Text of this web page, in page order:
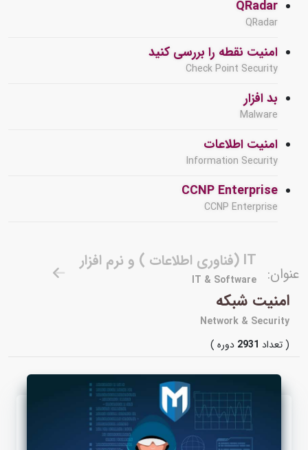
QRadar
QRadar
امنیت نقطه را بررسی کنید
Check Point Security
بد افزار
Malware
امنیت اطلاعات
Information Security
CCNP Enterprise
CCNP Enterprise
عنوان:
IT (فناوری اطلاعات ) و نرم افزار
IT & Software
امنیت شبکه
Network & Security
( تعداد2931دوره )